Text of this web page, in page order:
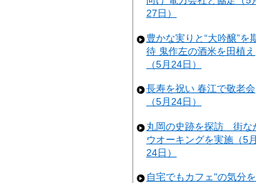
27日）
豊かな実りと“大吟醸”を
待 鬼作左の酒米を田植え
（5月24日）
長寿を祝い 春江で敬老会
（5月24日）
丸岡の史跡を探訪 街な
ウオーキングを実施（5月
24日）
自宅でもカフェ"の気分